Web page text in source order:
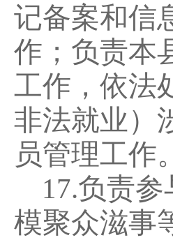
记备案和信
作；负责本
工作，依法
非法就业）
员管理工作。
17.负责参
模聚众滋事